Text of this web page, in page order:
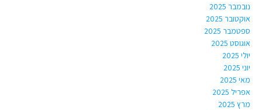
נובמבר 2025
אוקטובר 2025
ספטמבר 2025
אוגוסט 2025
יולי 2025
יוני 2025
מאי 2025
אפריל 2025
מרץ 2025